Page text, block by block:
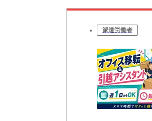
派遣労働者